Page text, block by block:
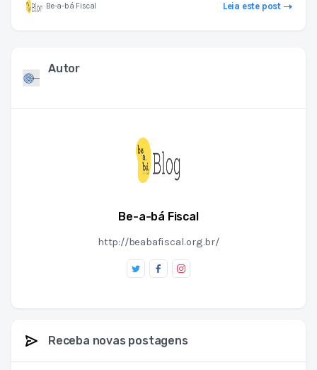
Be-a-bá Fiscal Leia este post
Autor
Be-a-bá Fiscal
http://beabafiscal.org.br/
Receba novas postagens